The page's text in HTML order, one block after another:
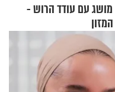
מושג עם עודד הרוש -